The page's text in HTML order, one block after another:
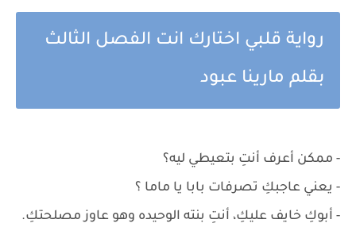
رواية قلبي اختارك انت الفصل الثالث
بقلم مارينا عبود
- ممكن أعرف أنتِ بتعيطي ليه؟
- يعني عاجبكِ تصرفات بابا يا ماما ؟
- أبوكِ خايف عليكِ، أنتِ بنته الوحيده وهو عاوز مصلحتكِ.